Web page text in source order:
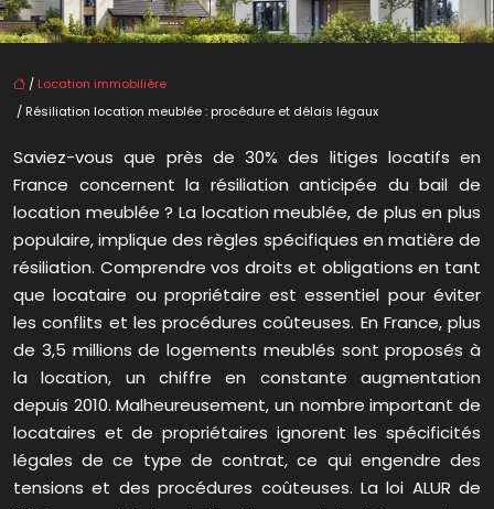
/ Location immobilière
/ Résiliation location meublée : procédure et délais légaux
Saviez-vous que près de 30% des litiges locatifs en
France concernent la résiliation anticipée du bail de
location meublée ? La location meublée, de plus en plus
populaire, implique des règles spécifiques en matière de
résiliation. Comprendre vos droits et obligations en tant
que locataire ou propriétaire est essentiel pour éviter
les conflits et les procédures coûteuses. En France, plus
de 3,5 millions de logements meublés sont proposés à
la location, un chiffre en constante augmentation
depuis 2010. Malheureusement, un nombre important de
locataires et de propriétaires ignorent les spécificités
légales de ce type de contrat, ce qui engendre des
tensions et des procédures coûteuses. La loi ALUR de